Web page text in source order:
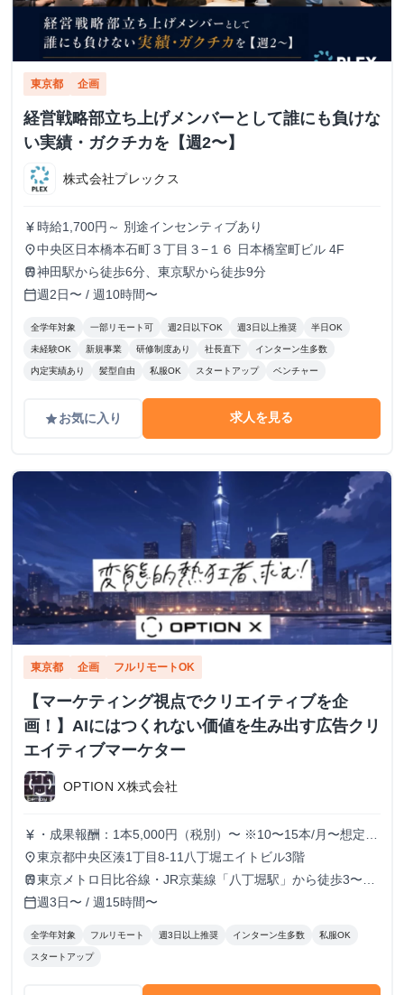
東京都 企画
経営戦略部立ち上げメンバーとして誰にも負けな
い実績・ガクチカを【週2〜】
株式会社プレックス
currency_yen 時給1,700円～ 別途インセンティブあり
place中央区日本橋本石町３丁目３−１６ 日本橋室町ビル 4F
train神田駅から徒歩6分、東京駅から徒歩9分
calendar_today週2日〜 / 週10時間〜
全学年対象 一部リモート可 週2日以下OK 週3日以上推奨 半日OK
未経験OK 新規事業 研修制度あり 社長直下 インターン生多数
内定実績あり 髪型自由 私服OK スタートアップ ベンチャー
gradeお気に入り 求人を見る
東京都 企画 フルリモートOK
【マーケティング視点でクリエイティブを企
画！】AIにはつくれない価値を生み出す広告クリ
エイティブマーケター
OPTION X株式会社
currency_yen ・成果報酬：1本5,000円（税別）〜 ※10〜15本/月〜想定
※経験、実績、能力等によって変動 ※トライアル期間の場
合変動あり
place東京都中央区湊1丁目8-11八丁堀エイトビル3階
train東京メトロ日比谷線・JR京葉線「八丁堀駅」から徒歩3〜6
分
calendar_today週3日〜 / 週15時間〜
全学年対象 フルリモート 週3日以上推奨 インターン生多数 私服OK
スタートアップ